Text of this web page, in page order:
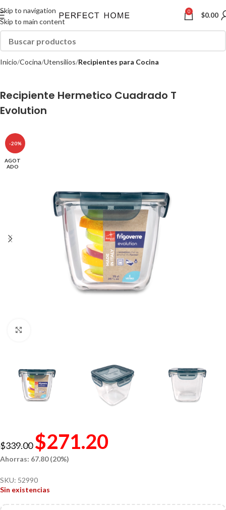
Skip to navigation
Skip to main content
0 $0.00
Inicio Cocina Utensilios Recipientes para Cocina
Recipiente Hermetico Cuadrado T
Evolution
-20%
AGOT
ADO
$339.00 $271.20
Ahorras: 67.80 (20%)
SKU: 52990
Sin existencias